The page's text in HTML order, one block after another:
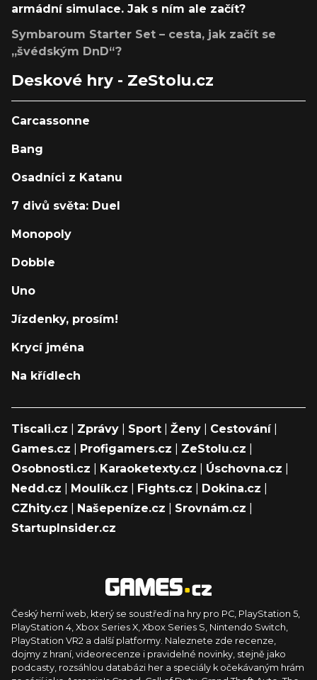
armádní simulace. Jak s ním ale začít?
Symbaroum Starter Set – cesta, jak začít se
„švédským DnD“?
Deskové hry - ZeStolu.cz
Carcassonne
Bang
Osadníci z Katanu
7 divů světa: Duel
Monopoly
Dobble
Uno
Jízdenky, prosím!
Krycí jména
Na křídlech
Tiscali.cz Zprávy Sport Ženy Cestování|
Games.cz
Profigamers.cz ZeStolu.cz
Osobnosti.cz
Karaoketexty.cz Úschovna.cz
Nedd.cz
Moulík.cz Fights.cz Dokina.cz
CZhity.cz
Našepeníze.cz Srovnám.cz
StartupInsider.cz
Český herní web, který se soustředí na hry pro PC, PlayStation 5,
PlayStation 4, Xbox Series X, Xbox Series S, Nintendo Switch,
PlayStation VR2 a další platformy. Naleznete zde recenze,
dojmy z hraní, videorecenze i pravidelné novinky, stejně jako
podcasty, rozsáhlou databázi her a speciály k očekávaným hrám